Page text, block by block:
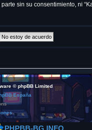
sin su consentimiento, ni
© phpBB Limited
España
PHPBB-BG.INFO